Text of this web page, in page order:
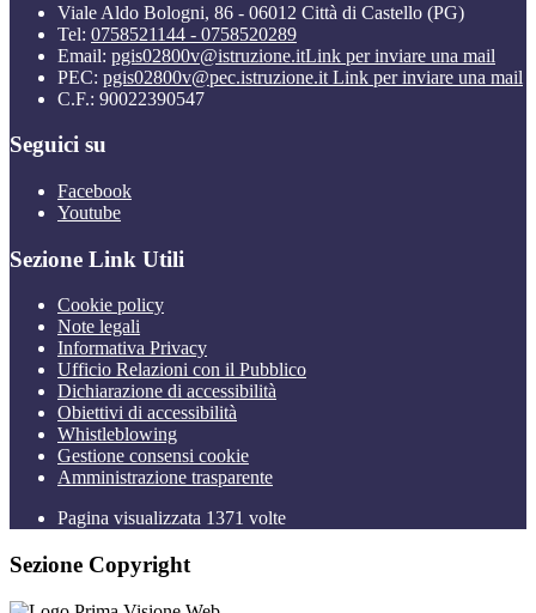
Viale Aldo Bologni, 86 - 06012 Città di Castello (PG)
Tel: 0758521144 - 0758520289
Email: pgis02800v@istruzione.itLink per inviare una mail
PEC: pgis02800v@pec.istruzione.it Link per inviare una mail
C.F.: 90022390547
Seguici su
Facebook
Youtube
Sezione Link Utili
Cookie policy
Note legali
Informativa Privacy
Ufficio Relazioni con il Pubblico
Dichiarazione di accessibilità
Obiettivi di accessibilità
Whistleblowing
Gestione consensi cookie
Amministrazione trasparente
Pagina visualizzata 1371 volte
Sezione Copyright